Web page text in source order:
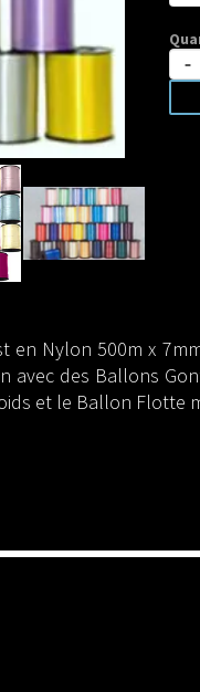
-
en Nylon 500m x
avec des Ballons
et le Ballon Flotte